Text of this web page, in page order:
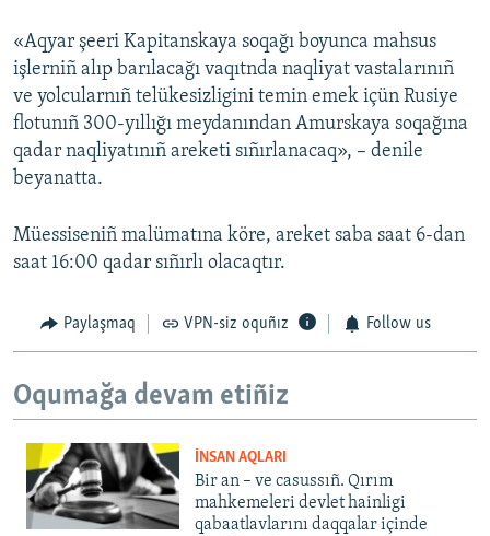
«Aqyar şeeri Kapitanskaya soqağı boyunca mahsus
işlerniñ alıp barılacağı vaqıtnda naqliyat vastalarınıñ
ve yolcularnıñ telükesizligini temin emek içün Rusiye
flotunıñ 300-yıllığı meydanından Amurskaya soqağına
qadar naqliyatınıñ areketi sıñırlanacaq», – denile
beyanatta.
Müessiseniñ malümatına köre, areket saba saat 6-dan
saat 16:00 qadar sıñırlı olacaqtır.
Paylaşmaq VPN-siz oquñız Follow us
Oqumağa devam etiñiz
İNSAN AQLARI
Bir an – ve casussıñ. Qırım
mahkemeleri devlet hainligi
qabaatlavlarını daqqalar içinde